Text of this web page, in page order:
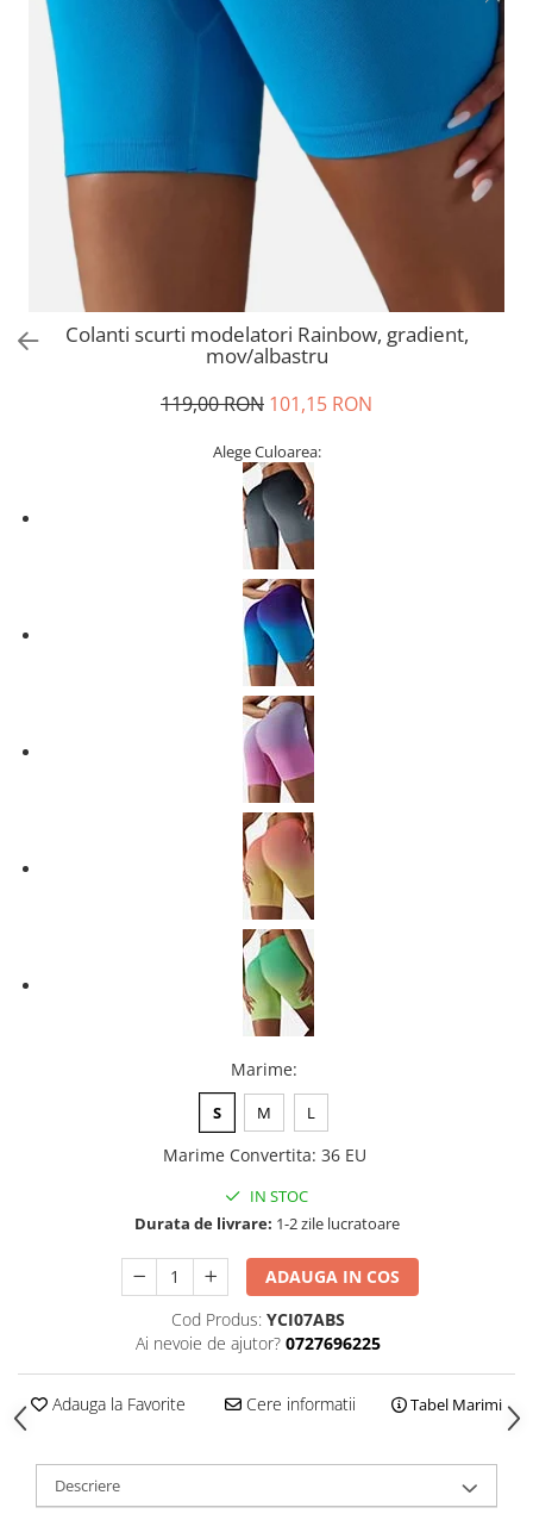
Colanti scurti modelatori Rainbow, gradient,
mov/albastru
119,00 RON 101,15 RON
Alege Culoarea:
Marime:
S M L
Marime Convertita: 36 EU
IN STOC
Durata de livrare: 1-2 zile lucratoare
ADAUGA IN COS
Cod Produs: YCI07ABS
Ai nevoie de ajutor? 0727696225
Adauga la Favorite Cere informatii Tabel Marimi
Descriere